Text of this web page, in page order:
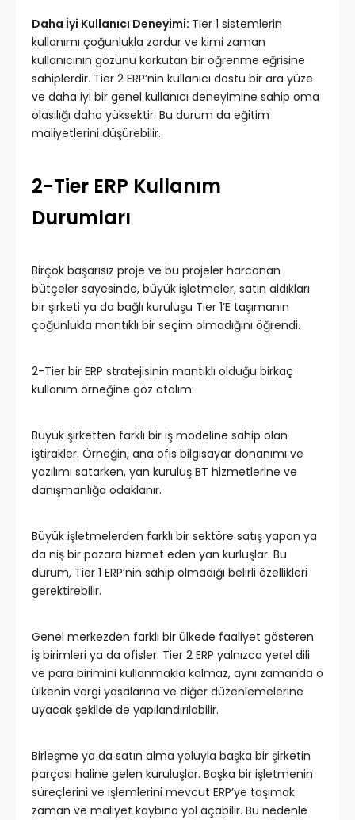
Daha İyi Kullanıcı Deneyimi: Tier 1 sistemlerin
kullanımı çoğunlukla zordur ve kimi zaman
kullanıcının gözünü korkutan bir öğrenme eğrisine
sahiplerdir. Tier 2 ERP’nin kullanıcı dostu bir ara yüze
ve daha iyi bir genel kullanıcı deneyimine sahip oma
olasılığı daha yüksektir. Bu durum da eğitim
maliyetlerini düşürebilir.
2-Tier ERP Kullanım
Durumları
Birçok başarısız proje ve bu projeler harcanan
bütçeler sayesinde, büyük işletmeler, satın aldıkları
bir şirketi ya da bağlı kuruluşu Tier 1’E taşımanın
çoğunlukla mantıklı bir seçim olmadığını öğrendi.
2-Tier bir ERP stratejisinin mantıklı olduğu birkaç
kullanım örneğine göz atalım:
Büyük şirketten farklı bir iş modeline sahip olan
iştirakler. Örneğin, ana ofis bilgisayar donanımı ve
yazılımı satarken, yan kuruluş BT hizmetlerine ve
danışmanlığa odaklanır.
Büyük işletmelerden farklı bir sektöre satış yapan ya
da niş bir pazara hizmet eden yan kurluşlar. Bu
durum, Tier 1 ERP’nin sahip olmadığı belirli özellikleri
gerektirebilir.
Genel merkezden farklı bir ülkede faaliyet gösteren
iş birimleri ya da ofisler. Tier 2 ERP yalnızca yerel dili
ve para birimini kullanmakla kalmaz, aynı zamanda o
ülkenin vergi yasalarına ve diğer düzenlemelerine
uyacak şekilde de yapılandırılabilir.
Birleşme ya da satın alma yoluyla başka bir şirketin
parçası haline gelen kuruluşlar. Başka bir işletmenin
süreçlerini ve işlemlerini mevcut ERP’ye taşımak
zaman ve maliyet kaybına yol açabilir. Bu nedenle